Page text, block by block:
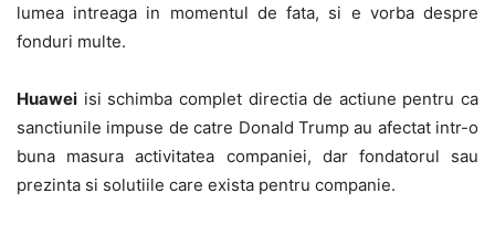
lumea intreaga in momentul de fata, si e vorba despre
fonduri multe.
Huawei isi schimba complet directia de actiune pentru ca
sanctiunile impuse de catre Donald Trump au afectat intr-o
buna masura activitatea companiei, dar fondatorul sau
prezinta si solutiile care exista pentru companie.